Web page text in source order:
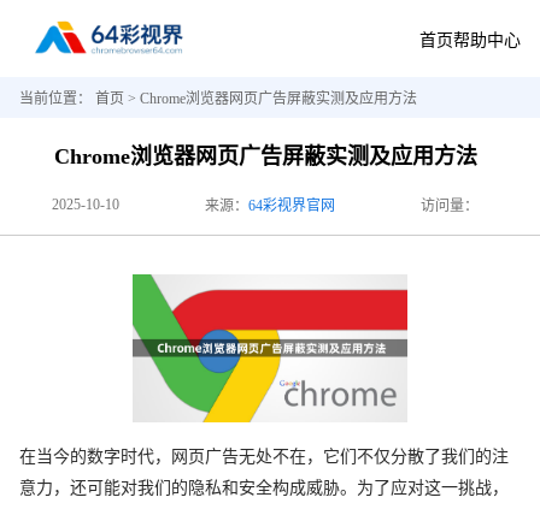
首页帮助中心
当前位置： 首页 > Chrome浏览器网页广告屏蔽实测及应用方法
Chrome浏览器网页广告屏蔽实测及应用方法
2025-10-10 来源： 64彩视界官网 访问量：
在当今的数字时代，网页广告无处不在，它们不仅分散了我们的注
意力，还可能对我们的隐私和安全构成威胁。为了应对这一挑战，